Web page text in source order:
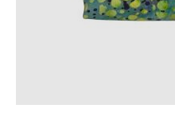
Adatkezelési